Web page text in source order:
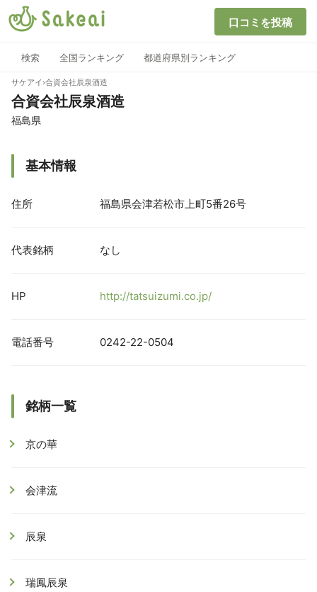
口コミを投稿
検索 全国ランキング 都道府県別ランキング
サケアイ ›合資会社辰泉酒造
合資会社辰泉酒造
福島県
基本情報
住所 福島県会津若松市上町5番26号
代表銘柄 なし
HP http://tatsuizumi.co.jp/
電話番号 0242-22-0504
銘柄一覧
京の華
会津流
辰泉
瑞鳳辰泉